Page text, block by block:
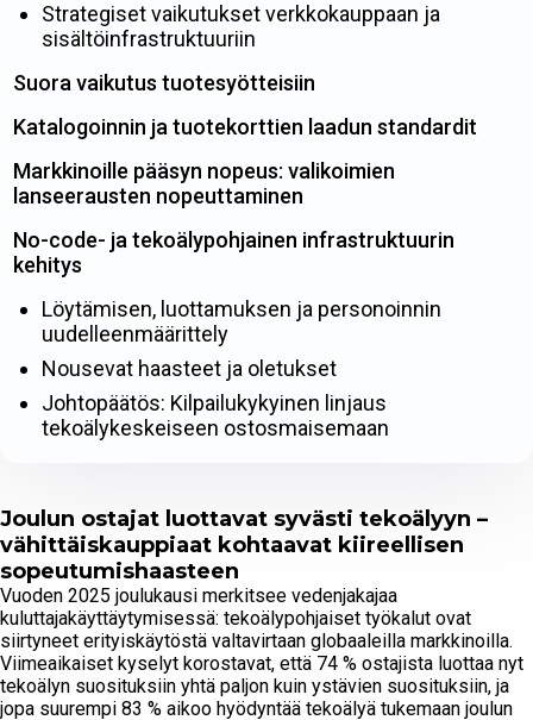
Joulun ostajat luottavat syvästi tekoälyyn –
vähittäiskauppiaat kohtaavat kiireellisen
sopeutumishaasteen
Vuoden 2025 joulukausi merkitsee vedenjakajaa
kuluttajakäyttäytymisessä: tekoälypohjaiset työkalut ovat
siirtyneet erityiskäytöstä valtavirtaan globaaleilla markkinoilla.
Viimeaikaiset kyselyt korostavat, että 74 % ostajista luottaa nyt
tekoälyn suosituksiin yhtä paljon kuin ystävien suosituksiin, ja
jopa suurempi 83 % aikoo hyödyntää tekoälyä tukemaan joulun
Strategiset vaikutukset verkkokauppaan ja
sisältöinfrastruktuuriin
Suora vaikutus tuotesyötteisiin
Katalogoinnin ja tuotekorttien laadun standardit
Markkinoille pääsyn nopeus: valikoimien
lanseerausten nopeuttaminen
No-code- ja tekoälypohjainen infrastruktuurin
kehitys
Löytämisen, luottamuksen ja personoinnin
uudelleenmäärittely
Nousevat haasteet ja oletukset
Johtopäätös: Kilpailukykyinen linjaus
tekoälykeskeiseen ostosmaisemaan